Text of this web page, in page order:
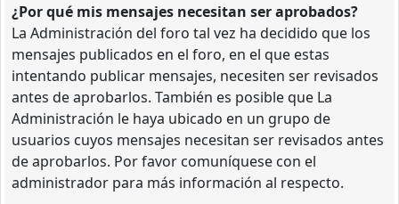
¿Por qué mis mensajes necesitan ser aprobados?
La Administración del foro tal vez ha decidido que los
mensajes publicados en el foro, en el que estas
intentando publicar mensajes, necesiten ser revisados
antes de aprobarlos. También es posible que La
Administración le haya ubicado en un grupo de
usuarios cuyos mensajes necesitan ser revisados antes
de aprobarlos. Por favor comuníquese con el
administrador para más información al respecto.